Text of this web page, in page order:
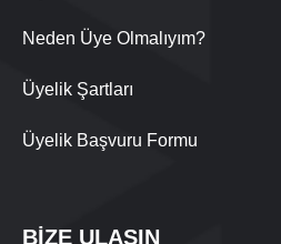
Neden Üye Olmalıyım?
Üyelik Şartları
Üyelik Başvuru Formu
BİZE ULAŞIN